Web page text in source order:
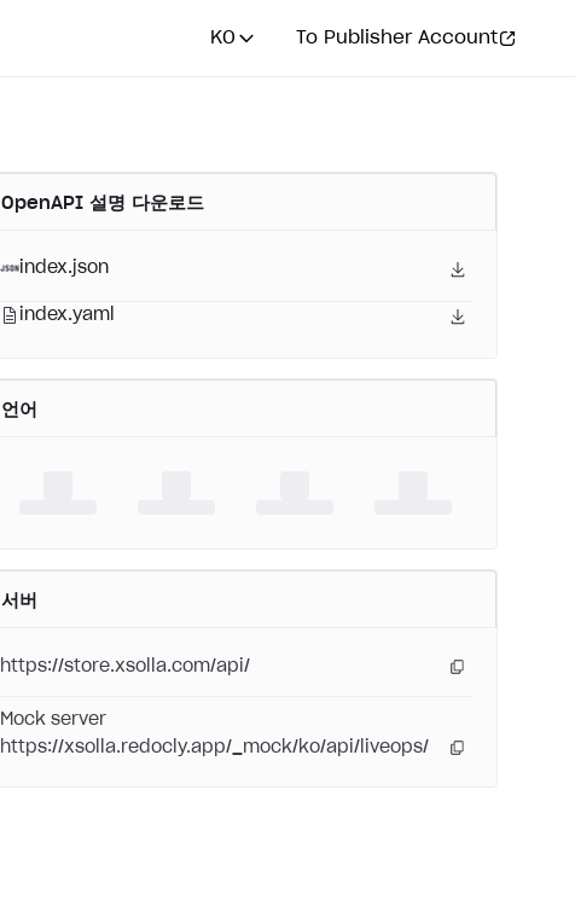
KO To Publisher Account
OpenAPI 설명 다운로드
index.json
index.yaml
언어
서버
https://store.xsolla.com/api/
Mock server
https://xsolla.redocly.app/_mock/ko/api/liveops/